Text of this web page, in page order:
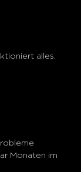
alles.
Monaten im